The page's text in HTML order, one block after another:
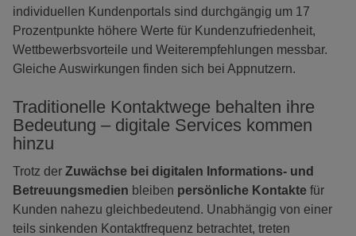
individuellen Kundenportals sind durchgängig um 17
Prozentpunkte höhere Werte für Kundenzufriedenheit,
Wettbewerbsvorteile und Weiterempfehlungen messbar.
Gleiche Auswirkungen finden sich bei Appnutzern.
Traditionelle Kontaktwege behalten ihre
Bedeutung – digitale Services kommen
hinzu
Trotz der Zuwächse bei digitalen Informations- und
Betreuungsmedien bleiben persönliche Kontakte für
Kunden nahezu gleichbedeutend. Unabhängig von einer
teils sinkenden Kontaktfrequenz betrachtet, treten